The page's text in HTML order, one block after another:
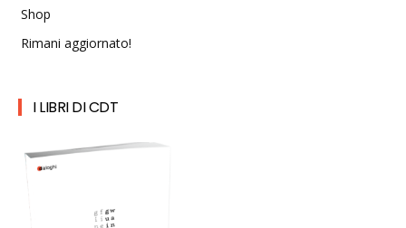
Shop
Rimani aggiornato!
I LIBRI DI CDT